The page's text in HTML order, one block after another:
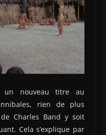
un nouveau titre au
rien de plus
Charles Band y soit
Cela s’explique par